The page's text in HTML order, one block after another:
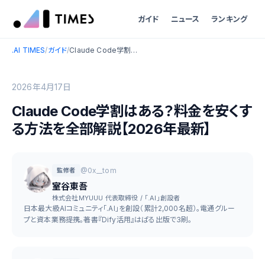
ガイド ニュース ランキング
.AI TIMES/ガイド/ Claude Code学割はある？料金を安くする方法を全部解説【2026年最新】
2026年4月17日
Claude Code学割はある？料金を安くす
る方法を全部解説【2026年最新】
監修者 @0x__tom
室谷東吾
株式会社MYUUU 代表取締役 / 「.AI」創設者
日本最大級AIコミュニティ「.AI」を創設（累計2,000名超）。電通グルー
プと資本業務提携。著書『Dify活用』はぱる出版で3刷。